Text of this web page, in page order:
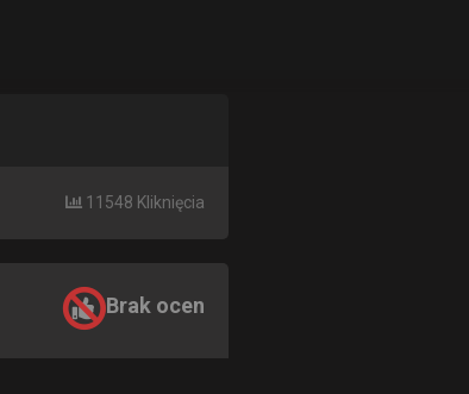
11548 Kliknięcia
Brak ocen